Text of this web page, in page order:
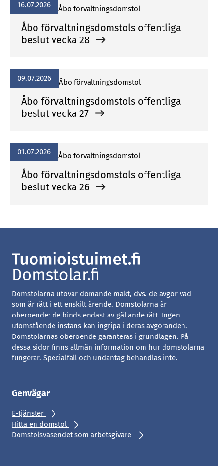
16.07.2026 Åbo förvaltningsdomstol
Åbo förvaltningsdomstols offentliga
beslut vecka 28
09.07.2026 Åbo förvaltningsdomstol
Åbo förvaltningsdomstols offentliga
beslut vecka 27
01.07.2026 Åbo förvaltningsdomstol
Åbo förvaltningsdomstols offentliga
beslut vecka 26
Domstolarna utövar dömande makt, dvs. de avgör vad
som är rätt i ett enskilt ärende. Domstolarna är
oberoende: de binds endast av gällande rätt. Ingen
utomstående instans kan ingripa i deras avgöranden.
Domstolarnas oberoende garanteras i grundlagen. På
dessa sidor finns allmän information om hur domstolarna
fungerar. Specialfall och undantag behandlas inte.
Genvägar
E-tjänster
Hitta en domstol
Domstolsväsendet som arbetsgivare